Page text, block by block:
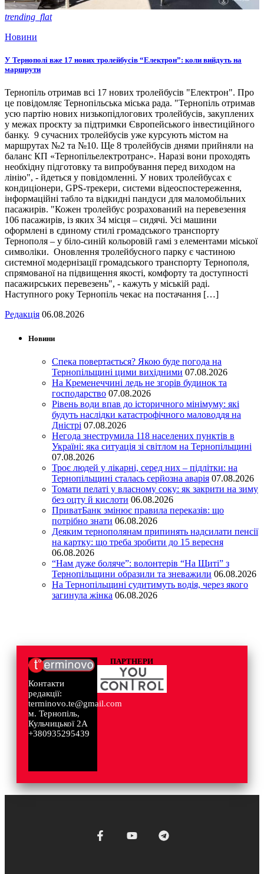
trending_flat
Новини
У Тернополі вже 17 нових тролейбусів “Електрон”: коли вийдуть на
маршрути
Тернопіль отримав всі 17 нових тролейбусів "Електрон". Про
це повідомляє Тернопільська міська рада. "Тернопіль отримав
усю партію нових низькопідлогових тролейбусів, закуплених
у межах проєкту за підтримки Європейського інвестиційного
банку. 9 сучасних тролейбусів уже курсують містом на
маршрутах №2 та №10. Ще 8 тролейбусів днями прийняли на
баланс КП «Тернопільелектротранс». Наразі вони проходять
необхідну підготовку та випробування перед виходом на
лінію", - йдеться у повідомленні. У нових тролейбусах є
кондиціонери, GPS-трекери, системи відеоспостереження,
інформаційні табло та відкидні пандуси для маломобільних
пасажирів. "Кожен тролейбус розрахований на перевезення
106 пасажирів, із яких 34 місця – сидячі. Усі машини
оформлені в єдиному стилі громадського транспорту
Тернополя – у біло-синій кольоровій гамі з елементами міської
символіки. Оновлення тролейбусного парку є частиною
системної модернізації громадського транспорту Тернополя,
спрямованої на підвищення якості, комфорту та доступності
пасажирських перевезень", - кажуть у міській раді.
Наступного року Тернопіль чекає на постачання […]
Редакція 06.08.2026
Новини
Спека повертається? Якою буде погода на
Тернопільщині цими вихідними 07.08.2026
На Кременеччині ледь не згорів будинок та
господарство 07.08.2026
Рівень води впав до історичного мінімуму: які
будуть наслідки катастрофічного маловоддя на
Дністрі 07.08.2026
Негода знеструмила 118 населених пунктів в
Україні: яка ситуація зі світлом на Тернопільщині
07.08.2026
Троє людей у лікарні, серед них – підлітки: на
Тернопільщині сталась серйозна аварія 07.08.2026
Томати пелаті у власному соку: як закрити на зиму
без оцту й кислоти 06.08.2026
ПриватБанк змінює правила переказів: що
потрібно знати 06.08.2026
Деяким тернополянам припинять надсилати пенсії
на картку: що треба зробити до 15 вересня
06.08.2026
“Нам дуже боляче”: волонтерів “На Щиті” з
Тернопільщини образили та зневажили 06.08.2026
На Тернопільщині судитимуть водія, через якого
загинула жінка 06.08.2026
Контакти
редакції:
terminovo.te@gmail.com
м. Тернопіль,
Кульчицької 2А
+380935295439
ПАРТНЕРИ